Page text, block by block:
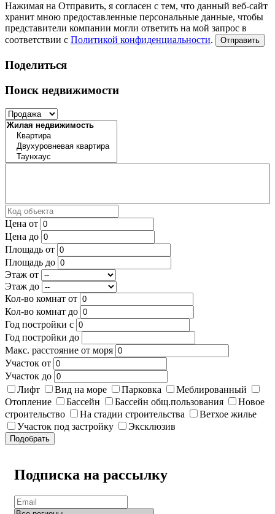
Нажимая на Отправить, я согласен с тем, что данный веб-сайт
хранит мною предоставленные персональные данные, чтобы
представители компании могли ответить на мой запрос в
соответствии с Политикой конфиденциальности. Отправить
Поделиться
Поиск недвижимости
Цена от
Цена до
Площадь от
Площадь до
Этаж от
Этаж до
Кол-во комнат от
Кол-во комнат до
Год постройки с
Год постройки до
Макс. расстояние от моря
Участок от
Участок до
Лифт
Вид на море Парковка
Меблированный
Отопление
Бассейн Бассейн общ.пользования
Новое
строительство
На стадии строительства
Ветхое жилье
Участок под застройку
Эксклюзив
Подобрать
Подписка на рассылку